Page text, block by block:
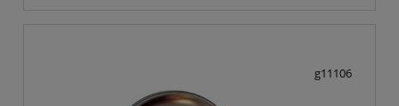
g11106